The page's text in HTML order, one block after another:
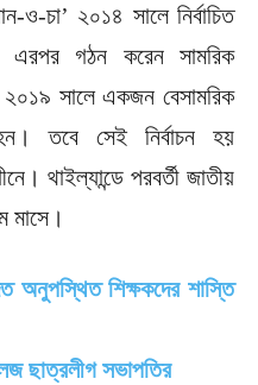
ও-চা’ ২০১৪ সালে নির্বাচিত
এরপর গঠন করেন সামরিক
সালে একজন বেসামরিক
হন। তবে সেই নির্বাচন হয়
থাইল্যান্ডে পরবর্তী জাতীয়
মাসে।
অনুপস্থিত শিক্ষকদের শাস্তি
ছাত্রলীগ সভাপতির